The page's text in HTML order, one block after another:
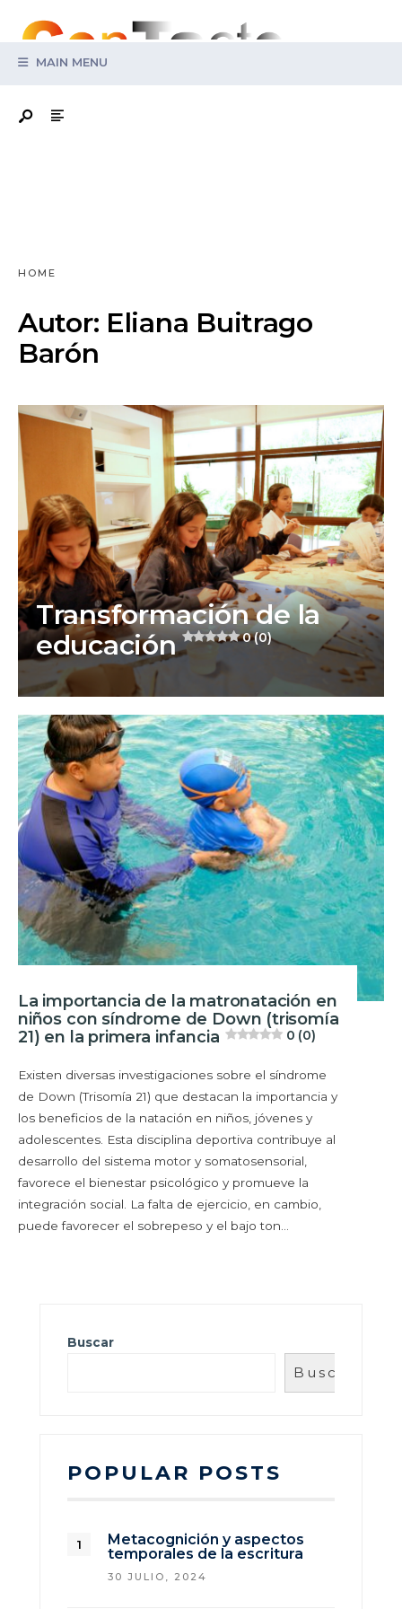
MAIN MENU
HOME
Autor: Eliana Buitrago
Barón
Transformación de la
educación
0 (0)
La importancia de la matronatación en
niños con síndrome de Down (trisomía
21) en la primera infancia
0 (0)
Existen diversas investigaciones sobre el síndrome
de Down (Trisomía 21) que destacan la importancia y
los beneficios de la natación en niños, jóvenes y
adolescentes. Esta disciplina deportiva contribuye al
desarrollo del sistema motor y somatosensorial,
favorece el bienestar psicológico y promueve la
integración social. La falta de ejercicio, en cambio,
puede favorecer el sobrepeso y el bajo ton…
Buscar
Buscar
POPULAR POSTS
Metacognición y aspectos
temporales de la escritura
30 JULIO, 2024
for: